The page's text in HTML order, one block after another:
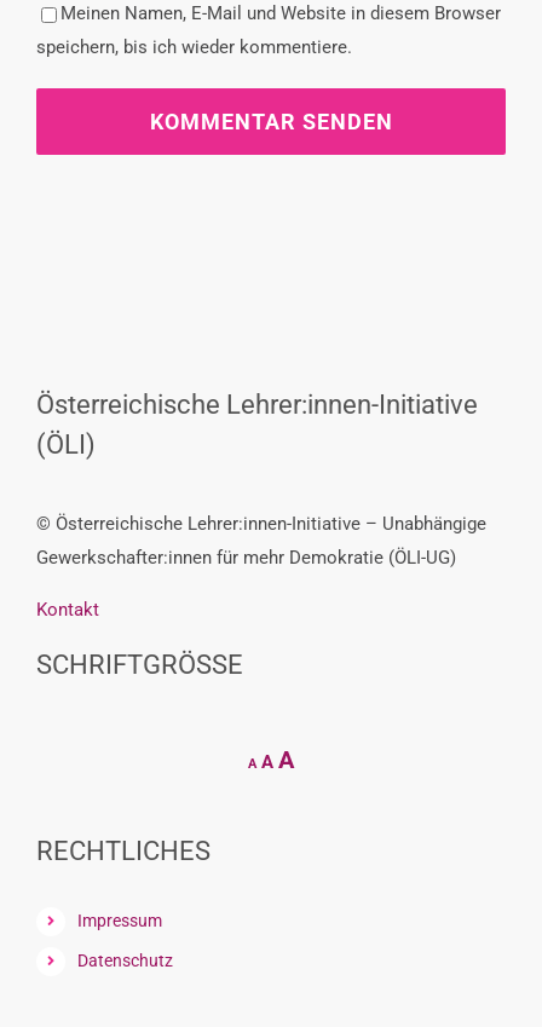
Meinen Namen, E-Mail und Website in diesem Browser
speichern, bis ich wieder kommentiere.
Österreichische Lehrer:innen-Initiative
(ÖLI)
© Österreichische Lehrer:innen-Initiative – Unabhängige
Gewerkschafter:innen für mehr Demokratie (ÖLI-UG)
Kontakt
SCHRIFTGRÖSSE
A
Decrease
font
A Reset
AIncrease
RECHTLICHES
Impressum
Datenschutz